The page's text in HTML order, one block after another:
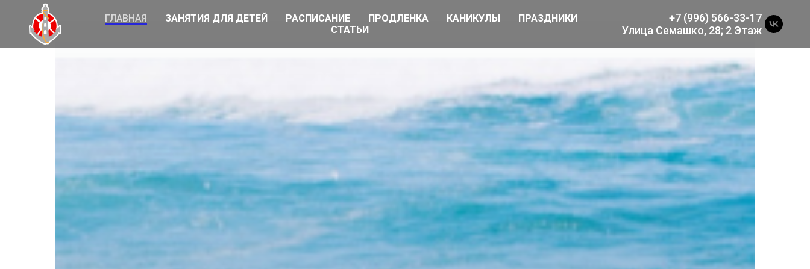
ГЛАВНАЯ ЗАНЯТИЯ ДЛЯ ДЕТЕЙ РАСПИСАНИЕ ПРОДЛЕНКА КАНИКУЛЫ
ПРАЗДНИКИ
СТАТЬИ
+7 (996) 566-33-17
Улица Семашко, 28; 2 Этаж